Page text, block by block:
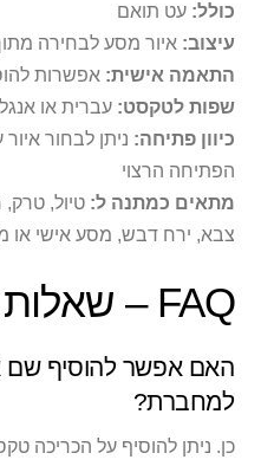
כולל: עט תואם
עיצוב: איור מסע לבחירה
התאמה אישית: אפשרות
שפות לטקסט: עברית או
כיוון פתיחה: ניתן לבחור
הפתיחה הרצוי
מתאים כמתנה ל: טיול, טרק,
צבא, ירח דבש, מסע אישי או
FAQ – שאלות ותשובות
האם אפשר להוסיף שם
למחברת?
כן. ניתן להוסיף על הכריכה